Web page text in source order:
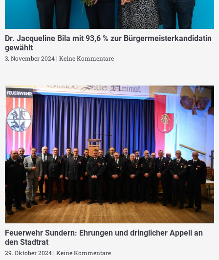
Dr. Jacqueline Bila mit 93,6 % zur Bürgermeisterkandidatin
gewählt
3. November 2024 Keine Kommentare
Feuerwehr Sundern: Ehrungen und dringlicher Appell an
den Stadtrat
29. Oktober 2024 Keine Kommentare